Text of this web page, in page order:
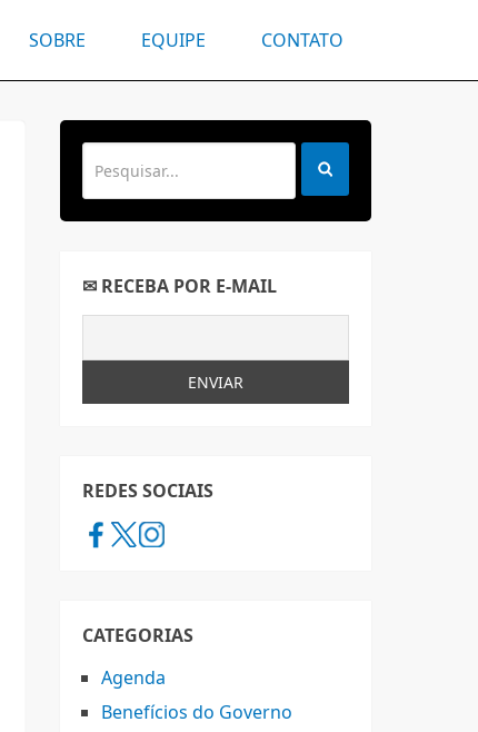
SOBRE EQUIPE CONTATO
✉ RECEBA POR E-MAIL
REDES SOCIAIS
CATEGORIAS
Agenda
Benefícios do Governo